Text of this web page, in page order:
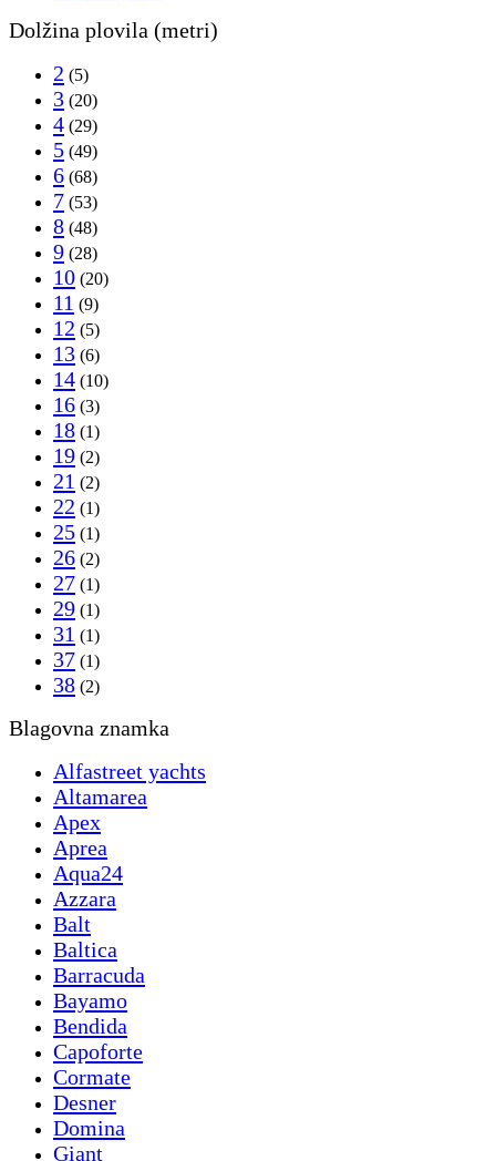
Dolžina plovila (metri)
2 (5)
3 (20)
4 (29)
5 (49)
6 (68)
7 (53)
8 (48)
9 (28)
10 (20)
11 (9)
12 (5)
13 (6)
14 (10)
16 (3)
18 (1)
19 (2)
21 (2)
22 (1)
25 (1)
26 (2)
27 (1)
29 (1)
31 (1)
37 (1)
38 (2)
Blagovna znamka
Alfastreet yachts
Altamarea
Apex
Aprea
Aqua24
Azzara
Balt
Baltica
Barracuda
Bayamo
Bendida
Capoforte
Cormate
Desner
Domina
Giant